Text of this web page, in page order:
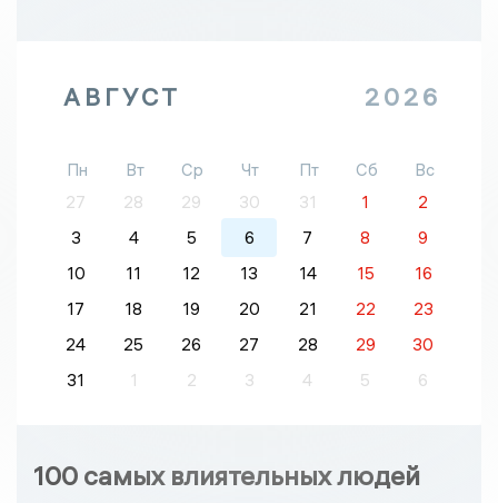
АВГУСТ 2026
Пн Вт Ср Чт Пт Сб
Вс
27
28 29 30 31 1
2
3
4 5 6 7 8
9
10
11 12 13 14 15
16
17
18 19 20 21 22
23
24
25 26 27 28 29
30
31
1 2 3 4 5 6
100 самых влиятельных людей